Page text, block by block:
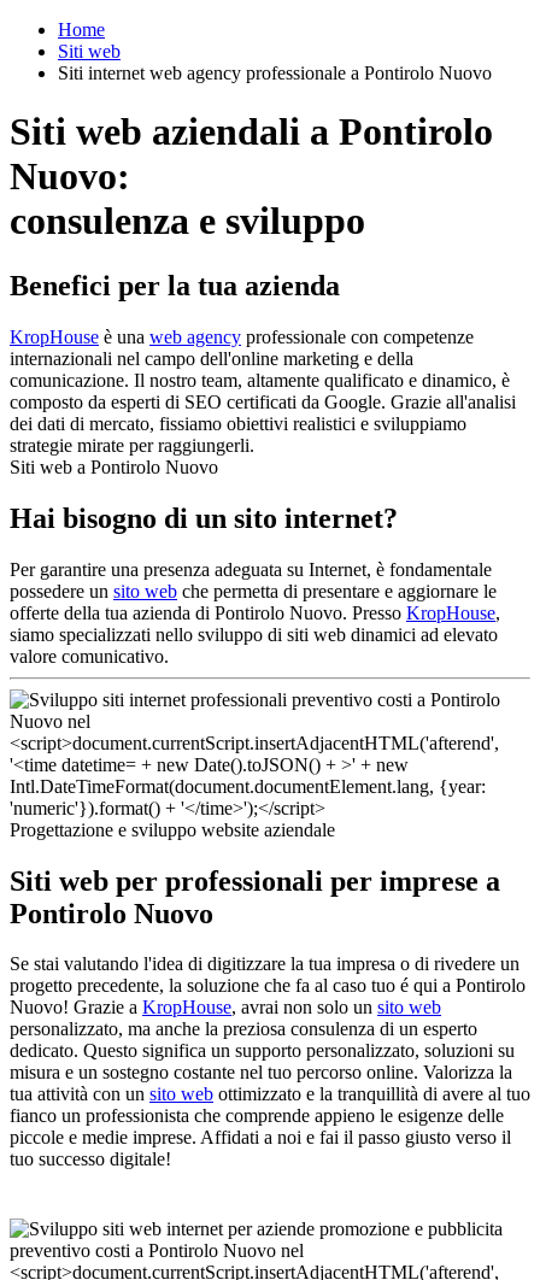
Home
Siti web
Siti internet web agency professionale a Pontirolo Nuovo
Siti web aziendali a Pontirolo
Nuovo:
consulenza e sviluppo
Benefici per la tua azienda
KropHouse è una web agency professionale con competenze
internazionali nel campo dell'online marketing e della
comunicazione. Il nostro team, altamente qualificato e dinamico, è
composto da esperti di SEO certificati da Google. Grazie all'analisi
dei dati di mercato, fissiamo obiettivi realistici e sviluppiamo
strategie mirate per raggiungerli.
Siti web a Pontirolo Nuovo
Hai bisogno di un sito internet?
Per garantire una presenza adeguata su Internet, è fondamentale
possedere un sito web che permetta di presentare e aggiornare le
offerte della tua azienda di Pontirolo Nuovo. Presso KropHouse,
siamo specializzati nello sviluppo di siti web dinamici ad elevato
valore comunicativo.
Progettazione e sviluppo website aziendale
Siti web per professionali per imprese a
Pontirolo Nuovo
Se stai valutando l'idea di digitizzare la tua impresa o di rivedere un
progetto precedente, la soluzione che fa al caso tuo é qui a Pontirolo
Nuovo! Grazie a KropHouse, avrai non solo un sito web
personalizzato, ma anche la preziosa consulenza di un esperto
dedicato. Questo significa un supporto personalizzato, soluzioni su
misura e un sostegno costante nel tuo percorso online. Valorizza la
tua attività con un sito web ottimizzato e la tranquillità di avere al tuo
fianco un professionista che comprende appieno le esigenze delle
piccole e medie imprese. Affidati a noi e fai il passo giusto verso il
tuo successo digitale!